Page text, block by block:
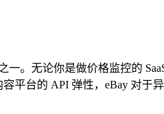
。无论你是做价格监控的
平台的 API 弹性，eBay 对